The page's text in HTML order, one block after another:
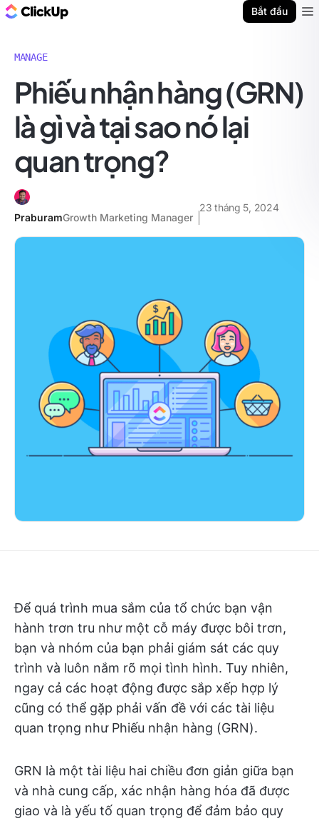
Bắt đầu
MANAGE
Phiếu nhận hàng (GRN)
là gì và tại sao nó lại
quan trọng?
PraburamGrowth Marketing Manager
23 tháng 5, 2024
Để quá trình mua sắm của tổ chức bạn vận
hành trơn tru như một cỗ máy được bôi trơn,
bạn và nhóm của bạn phải giám sát các quy
trình và luôn nắm rõ mọi tình hình. Tuy nhiên,
ngay cả các hoạt động được sắp xếp hợp lý
cũng có thể gặp phải vấn đề với các tài liệu
quan trọng như Phiếu nhận hàng (GRN).
GRN là một tài liệu hai chiều đơn giản giữa bạn
và nhà cung cấp, xác nhận hàng hóa đã được
giao và là yếu tố quan trọng để đảm bảo quy